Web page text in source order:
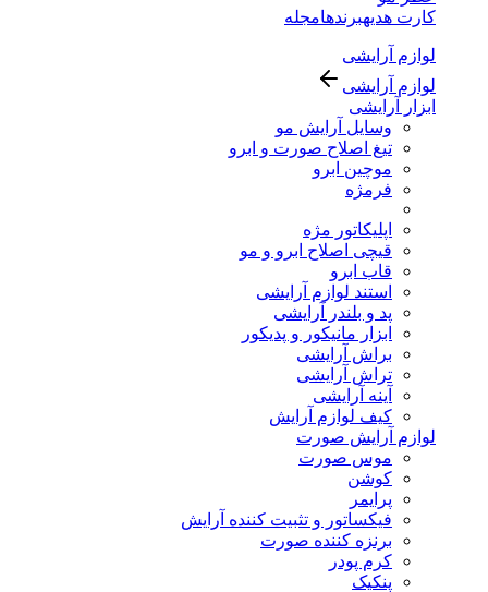
کارت هدیهبرندهامجله
لوازم آرایشی
لوازم آرایشی
ابزار آرایشی
وسایل آرایش مو
تیغ اصلاح صورت و ابرو
موچین ابرو
فرمژه
اپلیکاتور مژه
قیچی اصلاح ابرو و مو
قاب ابرو
استند لوازم آرایشی
پد و بلندر آرایشی
ابزار مانیکور و پدیکور
براش آرایشی
تراش آرایشی
آینه آرایشی
کیف لوازم آرایش
لوازم آرایش صورت
موس صورت
کوشن
پرایمر
فیکساتور و تثبیت کننده آرایش
برنزه کننده صورت
کرم پودر
پنکیک